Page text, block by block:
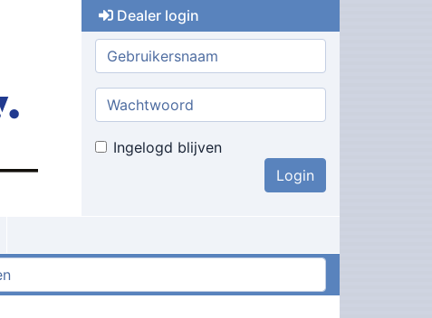
Dealer login
Gebruikersnaam:
Wachtwoord:
Ingelogd blijven